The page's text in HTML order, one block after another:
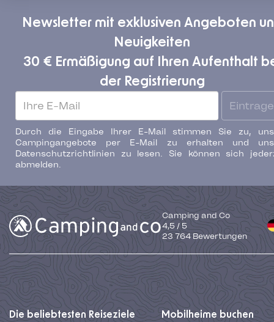
Newsletter mit exklusiven Angeboten
Neuigkeiten
30 € Ermäßigung auf Ihren Aufenthalt
der Registrierung
Durch die Eingabe Ihrer E-Mail stimmen Sie zu,
Campingangebote per E-Mail zu erhalten und
Datenschutzrichtlinien zu lesen. Sie können sich
abmelden.
Camping and Co
4,5 / 5
23 764Bewertungen
Die beliebtesten Reiseziele Mobilheime buchen